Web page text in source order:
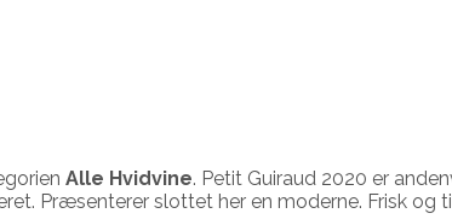
Alle Hvidvine. Petit Guiraud 2020 er
Præsenterer slottet her en moderne. Frisk